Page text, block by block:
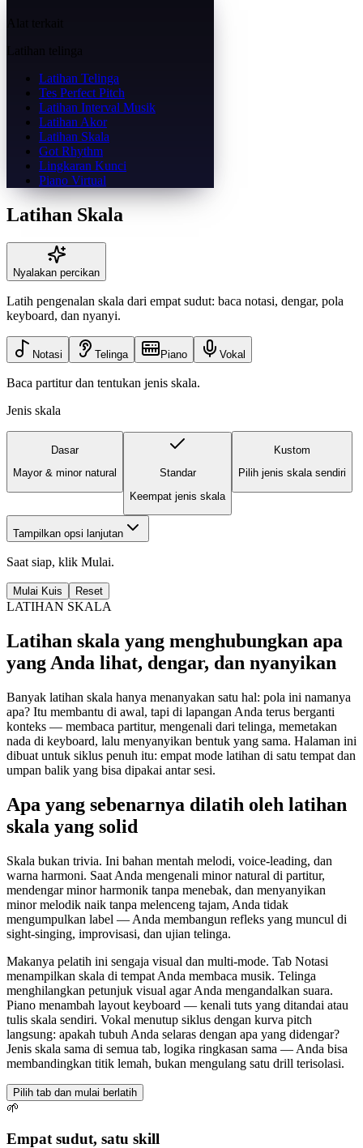
Latihan telinga
Latihan Telinga
Tes Perfect Pitch
Latihan Interval Musik
Latihan Akor
Latihan Skala
Got Rhythm
Lingkaran Kunci
Piano Virtual
Latihan Skala
Nyalakan percikan
Latih pengenalan skala dari empat sudut: baca notasi, dengar, pola
keyboard, dan nyanyi.
Notasi Telinga Piano Vokal
Baca partitur dan tentukan jenis skala.
Jenis skala
Dasar
Mayor & minor natural
Standar
Keempat jenis skala
Kustom
Pilih jenis skala sendiri
Tampilkan opsi lanjutan
Saat siap, klik Mulai.
Mulai Kuis Reset
LATIHAN SKALA
Latihan skala yang menghubungkan apa
yang Anda lihat, dengar, dan nyanyikan
Banyak latihan skala hanya menanyakan satu hal: pola ini namanya
apa? Itu membantu di awal, tapi di lapangan Anda terus berganti
konteks — membaca partitur, mengenali dari telinga, memetakan
nada di keyboard, lalu menyanyikan bentuk yang sama. Halaman ini
dibuat untuk siklus penuh itu: empat mode latihan di satu tempat dan
umpan balik yang bisa dipakai antar sesi.
Apa yang sebenarnya dilatih oleh latihan
skala yang solid
Skala bukan trivia. Ini bahan mentah melodi, voice-leading, dan
warna harmoni. Saat Anda mengenali minor natural di partitur,
mendengar minor harmonik tanpa menebak, dan menyanyikan
minor melodik naik tanpa melenceng tajam, Anda tidak
mengumpulkan label — Anda membangun refleks yang muncul di
sight-singing, improvisasi, dan ujian telinga.
Makanya pelatih ini sengaja visual dan multi-mode. Tab Notasi
menampilkan skala di tempat Anda membaca musik. Telinga
menghilangkan petunjuk visual agar Anda mengandalkan suara.
Piano menambah layout keyboard — kenali tuts yang ditandai atau
tulis skala sendiri. Vokal menutup siklus dengan kurva pitch
langsung: apakah tubuh Anda selaras dengan apa yang didengar?
Jenis skala sama di semua tab, logika ringkasan sama — Anda bisa
membandingkan titik lemah, bukan mengulang satu drill terisolasi.
Pilih tab dan mulai berlatih
🌱
Empat sudut, satu skill